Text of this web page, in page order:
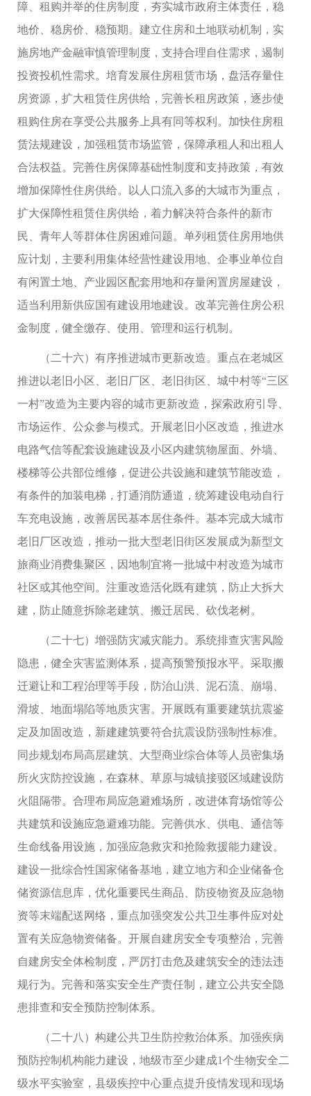
障、租购并举的住房制度，夯实城市政府主体责任，稳
地价、稳房价、稳预期。建立住房和土地联动机制，实
施房地产金融审慎管理制度，支持合理自住需求，遏制
投资投机性需求。培育发展住房租赁市场，盘活存量住
房资源，扩大租赁住房供给，完善长租房政策，逐步使
租购住房在享受公共服务上具有同等权利。加快住房租
赁法规建设，加强租赁市场监管，保障承租人和出租人
合法权益。完善住房保障基础性制度和支持政策，有效
增加保障性住房供给。以人口流入多的大城市为重点，
扩大保障性租赁住房供给，着力解决符合条件的新市
民、青年人等群体住房困难问题。单列租赁住房用地供
应计划，主要利用集体经营性建设用地、企事业单位自
有闲置土地、产业园区配套用地和存量闲置房屋建设，
适当利用新供应国有建设用地建设。改革完善住房公积
金制度，健全缴存、使用、管理和运行机制。
（二十六）有序推进城市更新改造。重点在老城区
推进以老旧小区、老旧厂区、老旧街区、城中村等“三区
一村”改造为主要内容的城市更新改造，探索政府引导、
市场运作、公众参与模式。开展老旧小区改造，推进水
电路气信等配套设施建设及小区内建筑物屋面、外墙、
楼梯等公共部位维修，促进公共设施和建筑节能改造，
有条件的加装电梯，打通消防通道，统筹建设电动自行
车充电设施，改善居民基本居住条件。基本完成大城市
老旧厂区改造，推动一批大型老旧街区发展成为新型文
旅商业消费集聚区，因地制宜将一批城中村改造为城市
社区或其他空间。注重改造活化既有建筑，防止大拆大
建，防止随意拆除老建筑、搬迁居民、砍伐老树。
（二十七）增强防灾减灾能力。系统排查灾害风险
隐患，健全灾害监测体系，提高预警预报水平。采取搬
迁避让和工程治理等手段，防治山洪、泥石流、崩塌、
滑坡、地面塌陷等地质灾害。开展既有重要建筑抗震鉴
定及加固改造，新建建筑要符合抗震设防强制性标准。
同步规划布局高层建筑、大型商业综合体等人员密集场
所火灾防控设施，在森林、草原与城镇接驳区域建设防
火阻隔带。合理布局应急避难场所，改进体育场馆等公
共建筑和设施应急避难功能。完善供水、供电、通信等
生命线备用设施，加强应急救灾和抢险救援能力建设。
建设一批综合性国家储备基地，建立地方和企业储备仓
储资源信息库，优化重要民生商品、防疫物资及应急物
资等末端配送网络，重点加强突发公共卫生事件应对处
置有关应急物资储备。开展自建房安全专项整治，完善
自建房安全体检制度，严厉打击危及建筑安全的违法违
规行为。完善和落实安全生产责任制，建立公共安全隐
患排查和安全预防控制体系。
（二十八）构建公共卫生防控救治体系。加强疾病
预防控制机构能力建设，地级市至少建成1个生物安全二
级水平实验室，县级疾控中心重点提升疫情发现和现场